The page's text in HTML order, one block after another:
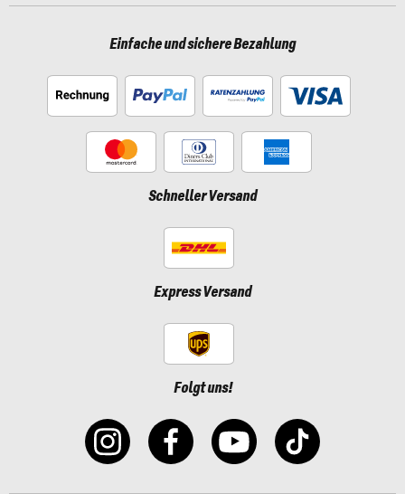
Einfache und sichere Bezahlung
Schneller Versand
Express Versand
Folgt uns!